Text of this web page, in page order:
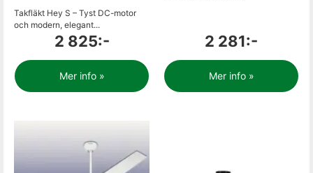
Takfläkt Hey S – Tyst DC-motor
och modern, elegant...
2 825:-
Mer info »
2 281:-
Mer info »